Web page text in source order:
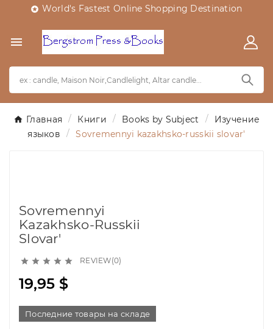
 World's Fastest Online Shopping Destination

Главная Книги Books by Subject
Изучение
языков
Sovremennyi kazakhsko-russkii slovar'
Sovremennyi
Kazakhsko-Russkii
Slovar'
     REVIEW(0)
19,95 $
Последние товары на складе